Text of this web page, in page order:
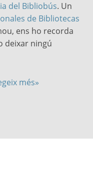
del Bibliobús. Un
de Bibliotecas
ens ho recorda
deixar ningú
més»